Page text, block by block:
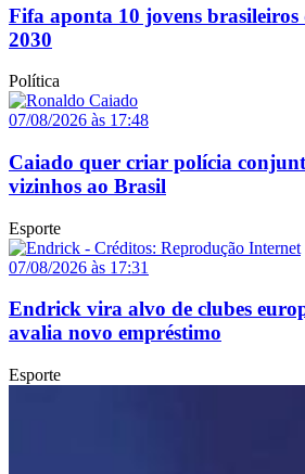
Fifa aponta 10 jovens
2030
Política
07/08/2026 às 17:48
Caiado quer criar polícia
vizinhos ao Brasil
Esporte
07/08/2026 às 17:31
Endrick vira alvo de clubes
avalia novo empréstimo
Esporte